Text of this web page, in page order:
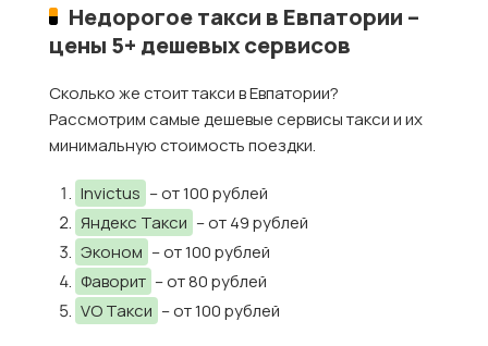
Недорогое такси в Евпатории –
цены 5+ дешевых сервисов
Сколько же стоит такси в Евпатории?
Рассмотрим самые дешевые сервисы такси и их
минимальную стоимость поездки.
Invictus – от 100 рублей
Яндекс Такси – от 49 рублей
Эконом – от 100 рублей
Фаворит – от 80 рублей
VO Такси – от 100 рублей